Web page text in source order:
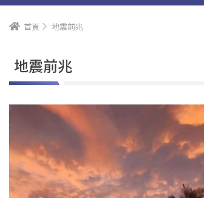
首頁 地震前兆
地震前兆